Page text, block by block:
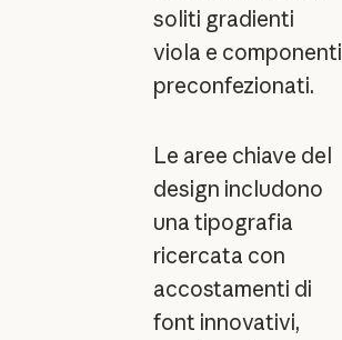
soliti gradienti
viola e componenti
preconfezionati.
Le aree chiave del
design includono
una tipografia
ricercata con
accostamenti di
font innovativi,